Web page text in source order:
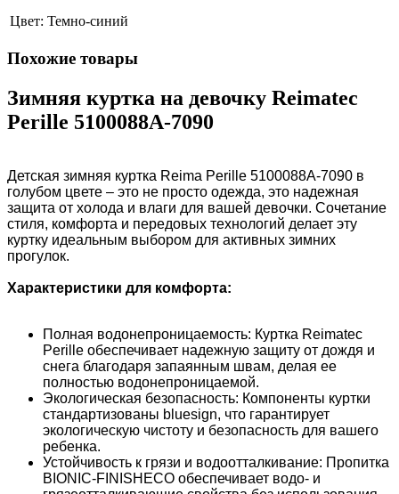
Цвет: Темно-синий
Похожие товары
Зимняя куртка на девочку Reimatec
Perille 5100088A-7090
Детская зимняя куртка Reima Perille 5100088A-7090 в
голубом цвете – это не просто одежда, это надежная
защита от холода и влаги для вашей девочки. Сочетание
стиля, комфорта и передовых технологий делает эту
куртку идеальным выбором для активных зимних
прогулок.
Характеристики для комфорта:
Полная водонепроницаемость: Куртка Reimatec
Perille обеспечивает надежную защиту от дождя и
снега благодаря запаянным швам, делая ее
полностью водонепроницаемой.
Экологическая безопасность: Компоненты куртки
стандартизованы bluesign, что гарантирует
экологическую чистоту и безопасность для вашего
ребенка.
Устойчивость к грязи и водоотталкивание: Пропитка
BIONIC-FINISHECO обеспечивает водо- и